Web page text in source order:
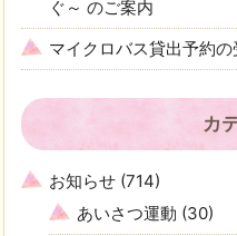
ぐ～ のご案内
マイクロバス貸出予約
カ
お知らせ (714)
あいさつ運動 (30)